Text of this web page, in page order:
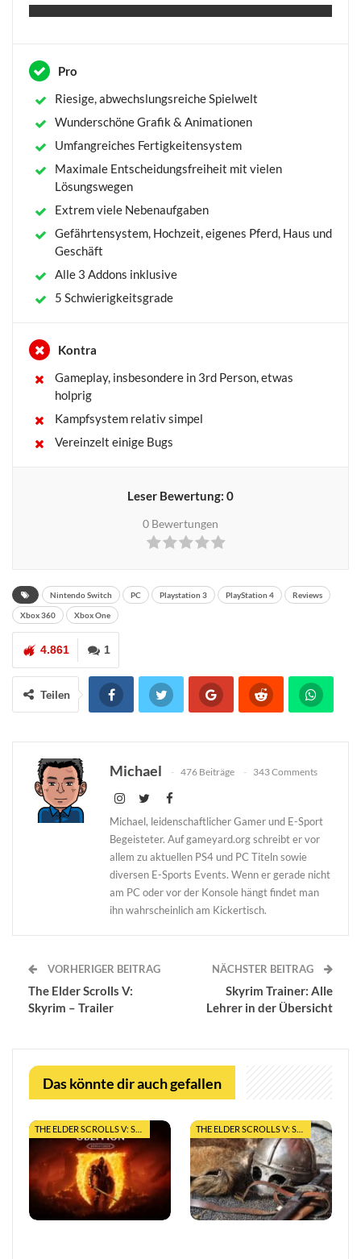
Pro
Riesige, abwechslungsreiche Spielwelt
Wunderschöne Grafik & Animationen
Umfangreiches Fertigkeitensystem
Maximale Entscheidungsfreiheit mit vielen
Lösungswegen
Extrem viele Nebenaufgaben
Gefährtensystem, Hochzeit, eigenes Pferd, Haus und
Geschäft
Alle 3 Addons inklusive
5 Schwierigkeitsgrade
Kontra
Gameplay, insbesondere in 3rd Person, etwas
holprig
Kampfsystem relativ simpel
Vereinzelt einige Bugs
Leser Bewertung: 0
0 Bewertungen
Nintendo Switch PC Playstation 3 PlayStation 4 Reviews
Xbox 360 Xbox One
1
4.861
Teilen
Michael 476 Beiträge 343 Comments
Michael, leidenschaftlicher Gamer und E-Sport
Begeisteter. Auf gameyard.org schreibt er vor
allem zu aktuellen PS4 und PC Titeln sowie
diversen E-Sports Events. Wenn er gerade nicht
am PC oder vor der Konsole hängt findet man
ihn wahrscheinlich am Kickertisch.
VORHERIGER BEITRAG
The Elder Scrolls V:
Skyrim – Trailer
NÄCHSTER BEITRAG
Skyrim Trainer: Alle
Lehrer in der Übersicht
Das könnte dir auch gefallen